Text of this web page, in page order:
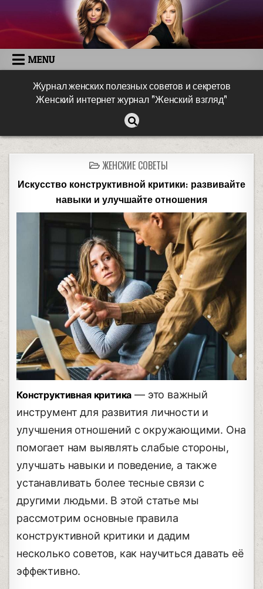
MENU
Журнал женских полезных советов и секретов
Женский интернет журнал "Женский взгляд"
ЖЕНСКИЕ СОВЕТЫ
Искусство конструктивной критики: развивайте
навыки и улучшайте отношения
Конструктивная критика — это важный
инструмент для развития личности и
улучшения отношений с окружающими. Она
помогает нам выявлять слабые стороны,
улучшать навыки и поведение, а также
устанавливать более тесные связи с
другими людьми. В этой статье мы
рассмотрим основные правила
конструктивной критики и дадим
несколько советов, как научиться давать её
эффективно.